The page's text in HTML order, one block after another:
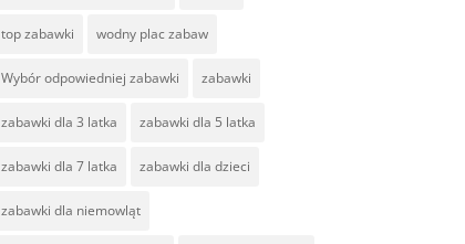
top zabawki wodny plac zabaw
Wybór odpowiedniej zabawki zabawki
zabawki dla 3 latka zabawki dla 5 latka
zabawki dla 7 latka zabawki dla dzieci
zabawki dla niemowląt